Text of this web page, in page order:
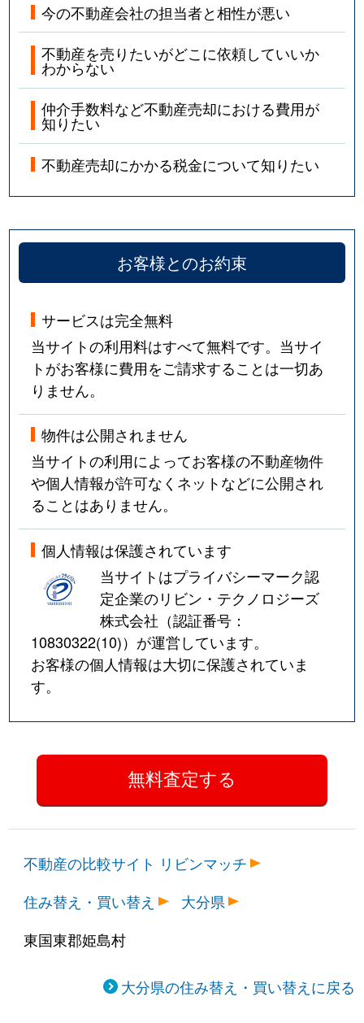
今の不動産会社の担当者と相性が悪い
不動産を売りたいがどこに依頼していいか
わからない
仲介手数料など不動産売却における費用が
知りたい
不動産売却にかかる税金について知りたい
お客様とのお約束
サービスは完全無料
当サイトの利用料はすべて無料です。当サイ
トがお客様に費用をご請求することは一切あ
りません。
物件は公開されません
当サイトの利用によってお客様の不動産物件
や個人情報が許可なくネットなどに公開され
ることはありません。
個人情報は保護されています
当サイトはプライバシーマーク認
定企業のリビン・テクノロジーズ
株式会社（認証番号：
10830322(10)）が運営しています。
お客様の個人情報は大切に保護されていま
す。
不動産の比較サイト リビンマッチ
住み替え・買い替え
大分県
東国東郡姫島村
大分県の住み替え・買い替えに戻る